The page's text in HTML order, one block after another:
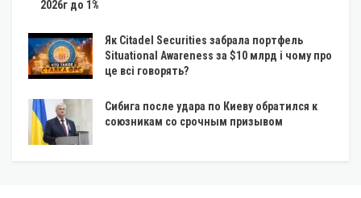
2026г до 1%
Як Citadel Securities забрала портфель
Situational Awareness за $10 млрд і чому про
це всі говорять?
Сибига после удара по Киеву обратился к
союзникам со срочным призывом